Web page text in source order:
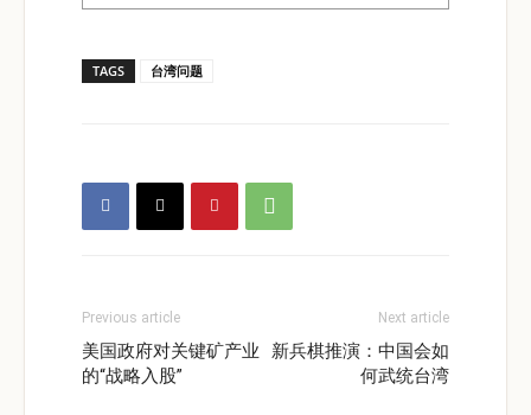
TAGS 台湾问题
Previous article
美国政府对关键矿产业
的“战略入股”
Next article
新兵棋推演：中国会如
何武统台湾